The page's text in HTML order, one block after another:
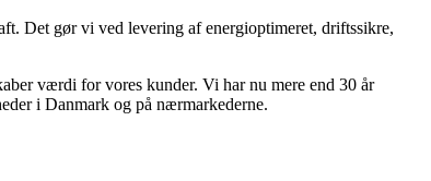
Det gør vi ved levering af energioptimeret, driftssikre,
værdi for vores kunder. Vi har nu mere end 30 år
i Danmark og på nærmarkederne.